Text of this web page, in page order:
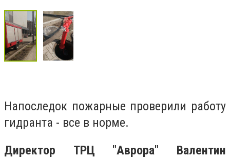
Напоследок пожарные проверили работу
гидранта - все в норме.
Директор ТРЦ "Аврора" Валентин